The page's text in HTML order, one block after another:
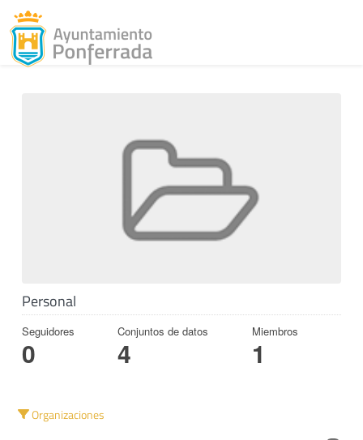
Personal
Seguidores
0
Conjuntos de datos
4
Miembros
1
Organizaciones